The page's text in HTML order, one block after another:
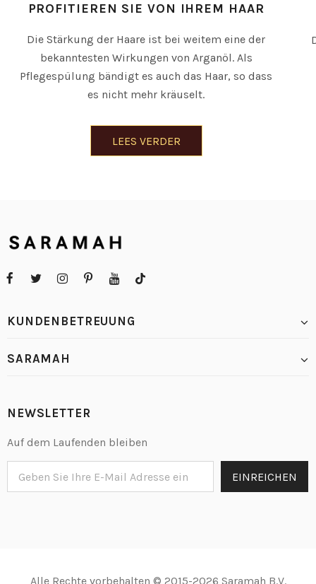
PROFITIEREN SIE VON IHREM HAAR
Die Stärkung der Haare ist bei weitem eine der
bekanntesten Wirkungen von Arganöl. Als
Pflegespülung bändigt es auch das Haar, so dass
es nicht mehr kräuselt.
LEES VERDER
KUNDENBETREUUNG
SARAMAH
NEWSLETTER
Auf dem Laufenden bleiben
Alle Rechte vorbehalten © 2015-2026 Saramah B.V.